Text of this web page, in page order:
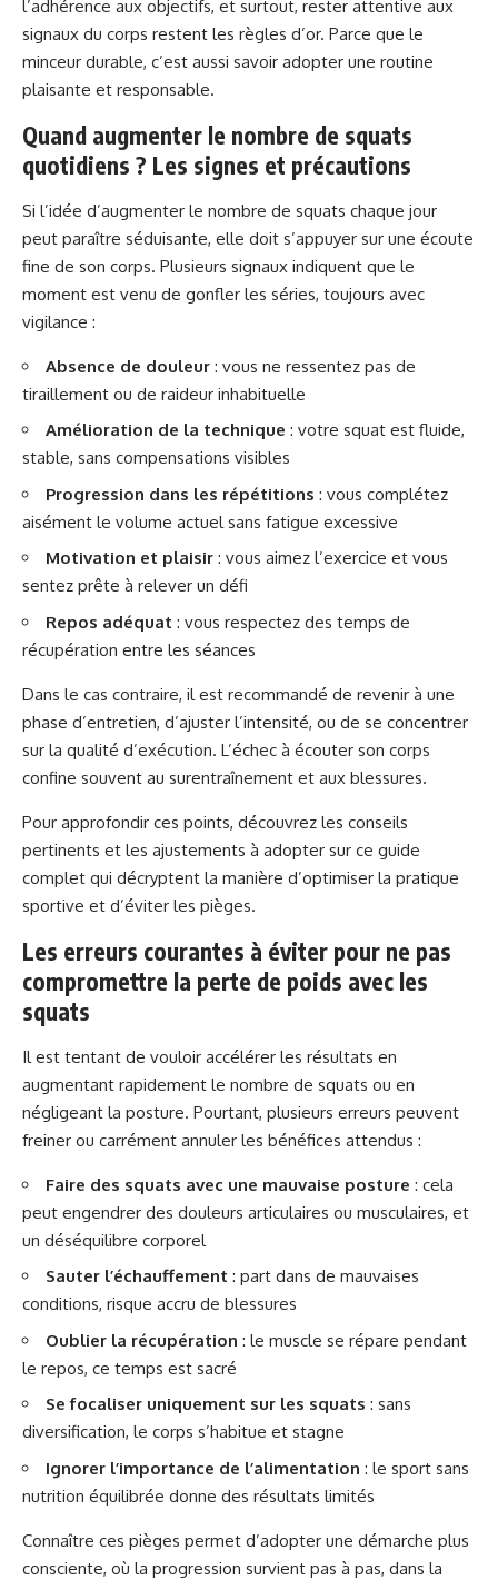
l’adhérence aux objectifs, et surtout, rester attentive aux
signaux du corps restent les règles d’or. Parce que le
minceur durable, c’est aussi savoir adopter une routine
plaisante et responsable.
Quand augmenter le nombre de squats
quotidiens ? Les signes et précautions
Si l’idée d’augmenter le nombre de squats chaque jour
peut paraître séduisante, elle doit s’appuyer sur une écoute
fine de son corps. Plusieurs signaux indiquent que le
moment est venu de gonfler les séries, toujours avec
vigilance :
Absence de douleur : vous ne ressentez pas de
tiraillement ou de raideur inhabituelle
Amélioration de la technique : votre squat est fluide,
stable, sans compensations visibles
Progression dans les répétitions : vous complétez
aisément le volume actuel sans fatigue excessive
Motivation et plaisir : vous aimez l’exercice et vous
sentez prête à relever un défi
Repos adéquat : vous respectez des temps de
récupération entre les séances
Dans le cas contraire, il est recommandé de revenir à une
phase d’entretien, d’ajuster l’intensité, ou de se concentrer
sur la qualité d’exécution. L’échec à écouter son corps
confine souvent au surentraînement et aux blessures.
Pour approfondir ces points, découvrez les conseils
pertinents et les ajustements à adopter sur ce guide
complet qui décryptent la manière d’optimiser la pratique
sportive et d’éviter les pièges.
Les erreurs courantes à éviter pour ne pas
compromettre la perte de poids avec les
squats
Il est tentant de vouloir accélérer les résultats en
augmentant rapidement le nombre de squats ou en
négligeant la posture. Pourtant, plusieurs erreurs peuvent
freiner ou carrément annuler les bénéfices attendus :
Faire des squats avec une mauvaise posture : cela
peut engendrer des douleurs articulaires ou musculaires, et
un déséquilibre corporel
Sauter l’échauffement : part dans de mauvaises
conditions, risque accru de blessures
Oublier la récupération : le muscle se répare pendant
le repos, ce temps est sacré
Se focaliser uniquement sur les squats : sans
diversification, le corps s’habitue et stagne
Ignorer l’importance de l’alimentation : le sport sans
nutrition équilibrée donne des résultats limités
Connaître ces pièges permet d’adopter une démarche plus
consciente, où la progression survient pas à pas, dans la